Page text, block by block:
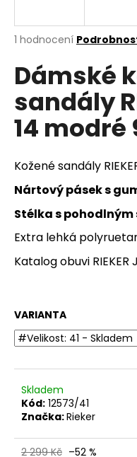
Průměrné
produktu
je
z
5
hvězdiček.
1 hodnocení
Dámské
sandály
14 modré
Kožené sandály
Nártový pásek s
Stélka s
Extra lehká
Katalog obuvi
VARIANTA
Skladem
Kód: 12573/41
Značka:Rieker
2 299 Kč –52 %
j
t
?
o
p
č
u
j
e
m
e
DÁMSKÉ
KOŽENÉ